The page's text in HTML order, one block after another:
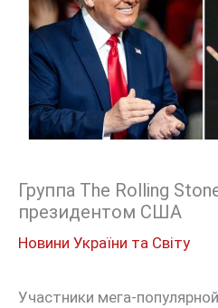
Группа The Rolling
президентом США
Новини України та Світу
Участники мега-